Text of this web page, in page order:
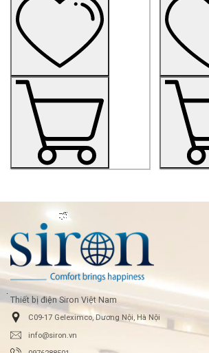
Thiết bị điện Siron Việt Nam
C09-17 Geleximco, Dương Nội, Hà Nội
info@siron.vn